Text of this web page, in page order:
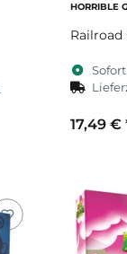
HORRIBLE
Railroad
17,49 €